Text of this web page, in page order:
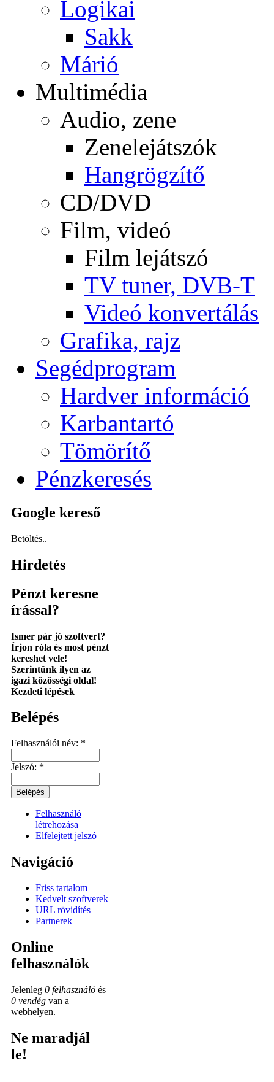
Logikai
Sakk
Márió
Multimédia
Audio, zene
Zenelejátszók
Hangrögzítő
CD/DVD
Film, videó
Film lejátszó
TV tuner, DVB-T
Videó konvertálás
Grafika, rajz
Segédprogram
Hardver információ
Karbantartó
Tömörítő
Pénzkeresés
Google kereső
Betöltés..
Hirdetés
Pénzt keresne
írással?
Ismer pár jó szoftvert?
Írjon róla és most pénzt
kereshet vele!
Szerintünk ilyen az
igazi közösségi oldal!
Kezdeti lépések
Belépés
Felhasználói név: *
Jelszó: *
Felhasználó
létrehozása
Elfelejtett jelszó
Navigáció
Friss tartalom
Kedvelt szoftverek
URL rövidítés
Partnerek
Online
felhasználók
Jelenleg 0 felhasználó és
0 vendég van a
webhelyen.
Ne maradjál
le!